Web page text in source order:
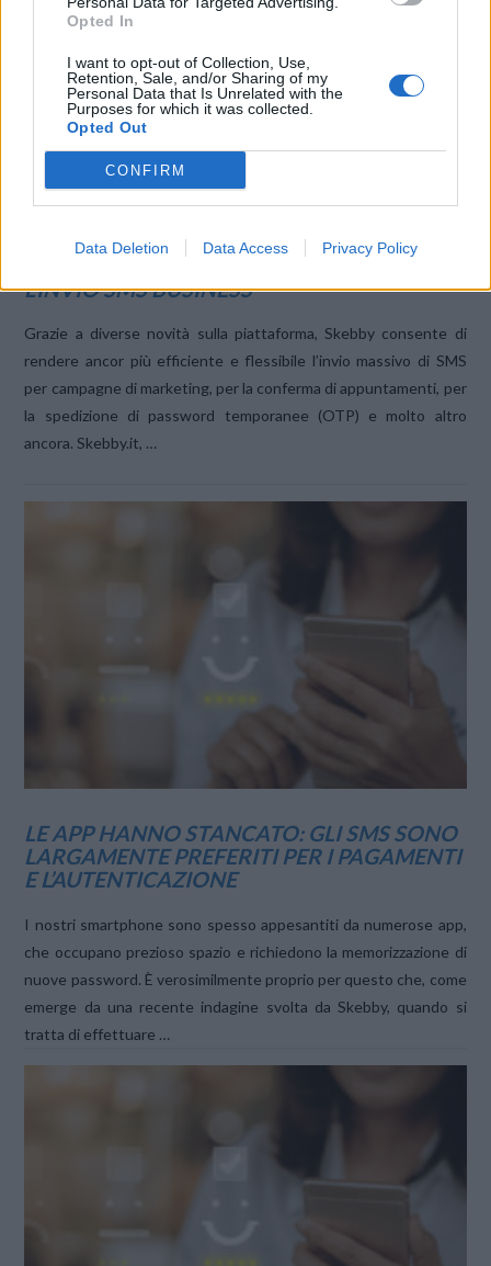
Opted In
I want to opt-out of Collection, Use,
Retention, Sale, and/or Sharing of my
Personal Data that Is Unrelated with the
Purposes for which it was collected.
Opted Out
CONFIRM
Data Deletion Data Access Privacy Policy
VIEW POST
L’INVIO SMS BUSINESS
Grazie a diverse novità sulla piattaforma, Skebby consente di
rendere ancor più efficiente e flessibile l’invio massivo di SMS
per campagne di marketing, per la conferma di appuntamenti, per
la spedizione di password temporanee (OTP) e molto altro
ancora. Skebby.it, …
LE APP HANNO STANCATO: GLI SMS SONO
LARGAMENTE PREFERITI PER I PAGAMENTI
E L’AUTENTICAZIONE
I nostri smartphone sono spesso appesantiti da numerose app,
che occupano prezioso spazio e richiedono la memorizzazione di
nuove password. È verosimilmente proprio per questo che, come
emerge da una recente indagine svolta da Skebby, quando si
tratta di effettuare …